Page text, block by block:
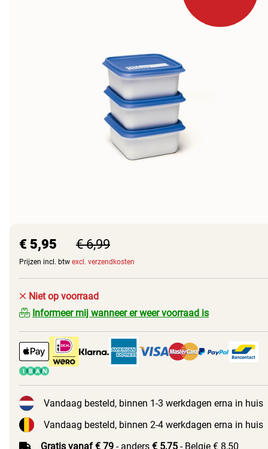
€ 5,95 € 6,99
Prijzen incl. btw excl. verzendkosten
Niet op voorraad
Informeer mij wanneer er weer voorraad is
Vandaag besteld, binnen 1-3 werkdagen erna in huis
Vandaag besteld, binnen 2-4 werkdagen erna in huis
Gratis vanaf € 79 - anders € 5,75 - Belgie € 8,50